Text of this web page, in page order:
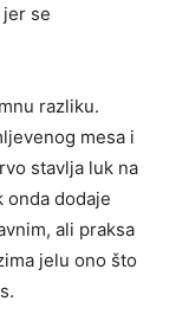
se
razliku.
mesa i
stavlja luk na
onda dodaje
ali praksa
jelu ono što